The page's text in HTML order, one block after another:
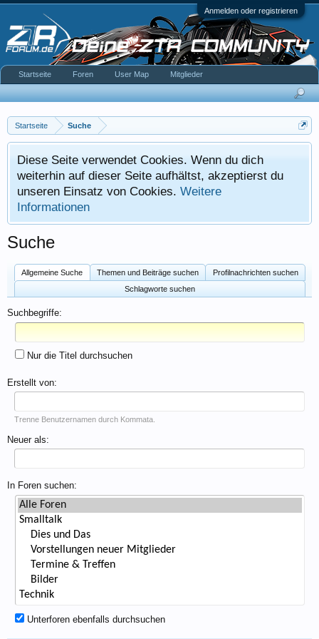
Anmelden oder registrieren
Startseite Suche
Diese Seite verwendet Cookies. Wenn du dich
weiterhin auf dieser Seite aufhältst, akzeptierst du
unseren Einsatz von Cookies. Weitere
Informationen
Suche
Allgemeine Suche Themen und Beiträge suchen
Profilnachrichten suchen
Schlagworte suchen
Suchbegriffe:
Nur die Titel durchsuchen
Erstellt von:
Trenne Benutzernamen durch Kommata.
Neuer als:
In Foren suchen:
Unterforen ebenfalls durchsuchen
Startseite Foren User Map Mitglieder